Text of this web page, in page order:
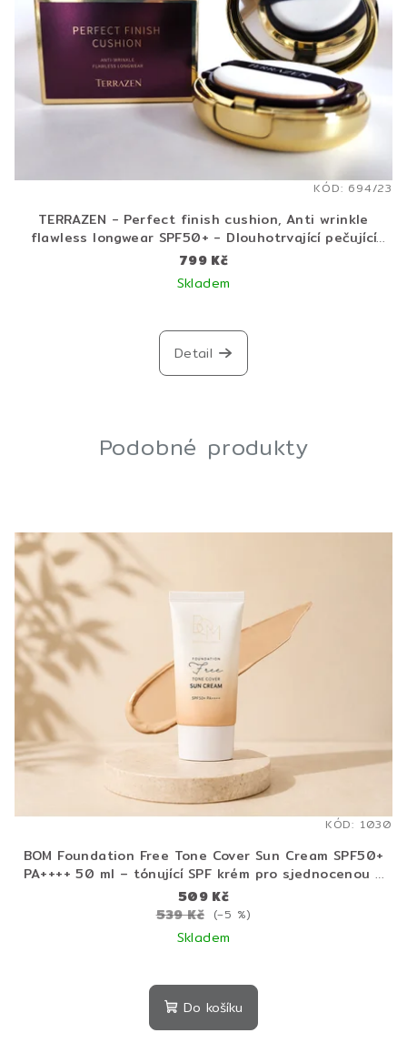
TERRAZEN - Perfect finish cushion, Anti wrinkle
flawless longwear SPF50+ - Dlouhotrvající pečující
cushion make-up s SPF 50 - 15 + 15 g
799 Kč
Skladem
Detail
KÓD: 694/23
Podobné produkty
BOM Foundation Free Tone Cover Sun Cream SPF50+
PA++++ 50 ml – tónující SPF krém pro sjednocenou a
rozzářenou pleť
509 Kč
539 Kč (–5 %)
Skladem
Do košíku
KÓD: 1030